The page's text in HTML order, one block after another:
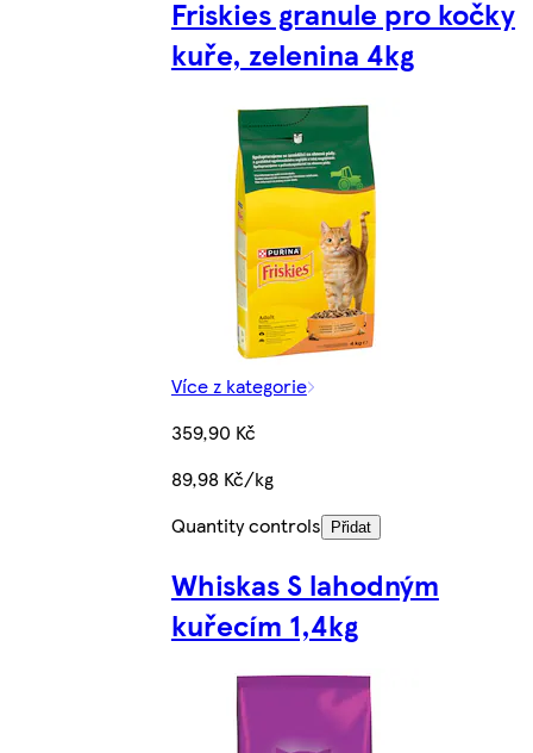
Friskies granule pro kočky
kuře, zelenina 4kg
Více z kategorie
359,90 Kč
89,98 Kč/kg
Quantity controls
Přidat
Whiskas S lahodným
kuřecím 1,4kg